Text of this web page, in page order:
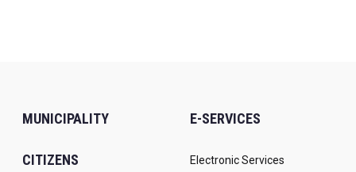
MUNICIPALITY
CITIZENS
E-SERVICES
Electronic Services